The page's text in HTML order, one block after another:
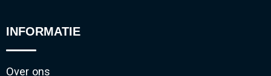
INFORMATIE
Over ons